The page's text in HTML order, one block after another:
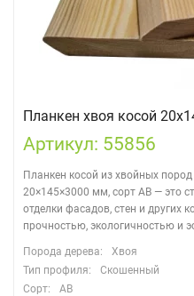
Планкен хвоя косой
Артикул: 55856
Планкен косой из хвойных
20×145×3000 мм, сорт АВ — это
отделки фасадов, стен и других
прочностью, экологичностью и
Порода дерева:
Хвоя
Тип профиля:
Скошенный
Сорт:
АВ